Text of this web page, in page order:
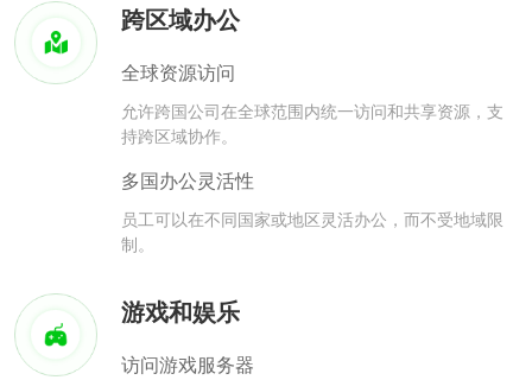
跨区域办公
全球资源访问
允许跨国公司在全球范围内统一访问和共享资源，支
持跨区域协作。
多国办公灵活性
员工可以在不同国家或地区灵活办公，而不受地域限
制。
游戏和娱乐
访问游戏服务器